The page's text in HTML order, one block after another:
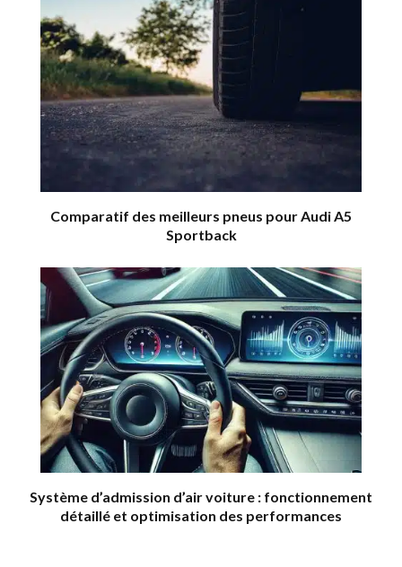
Comparatif des meilleurs pneus pour Audi A5
Sportback
Système d’admission d’air voiture : fonctionnement
détaillé et optimisation des performances